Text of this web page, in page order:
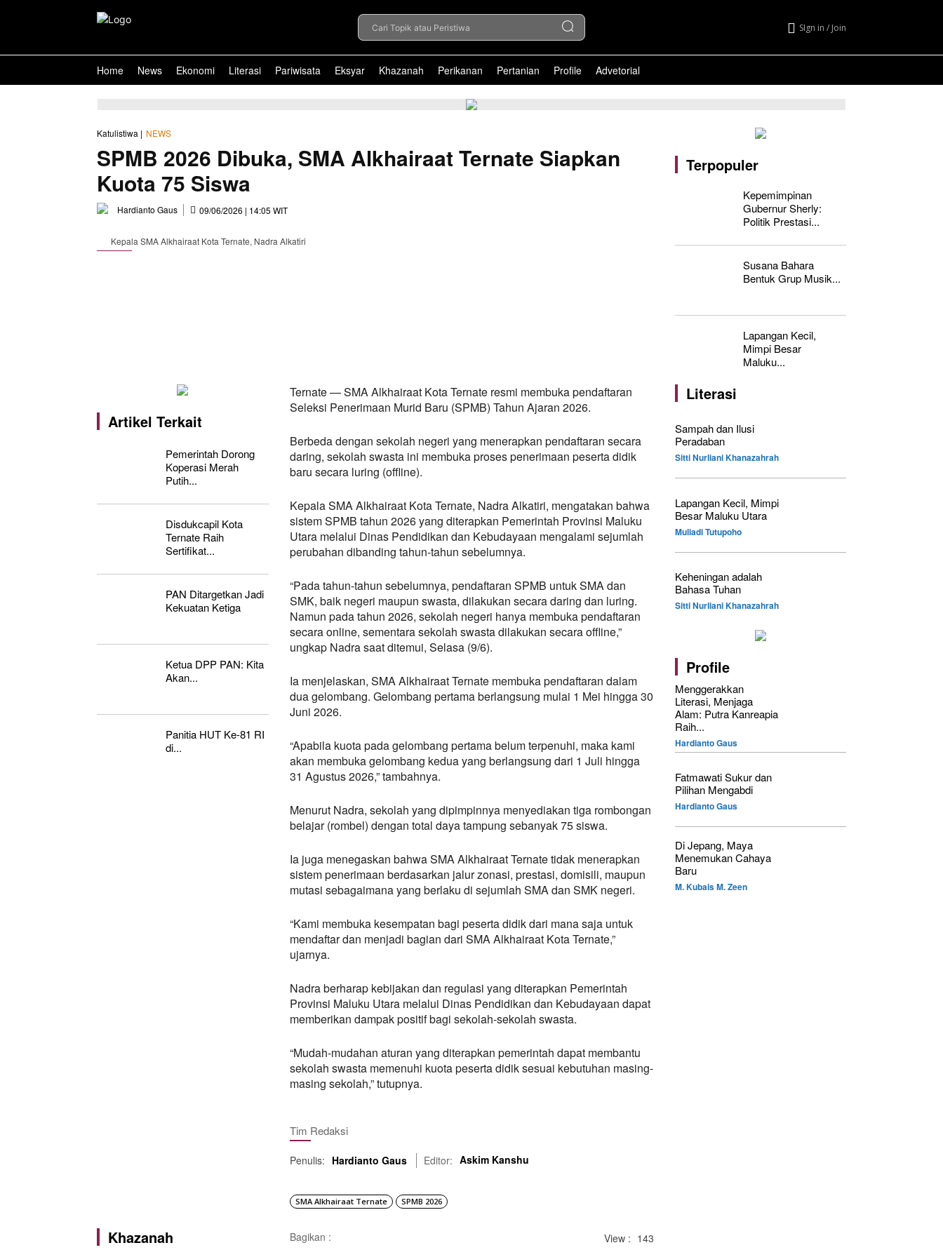
Cari Topik atau Peristiwa SIgn in / Join
Home News Ekonomi Literasi Pariwisata Eksyar Khazanah Perikanan Pertanian Profile Advetorial
Katulistiwa | NEWS
SPMB 2026 Dibuka, SMA Alkhairaat Ternate Siapkan
Kuota 75 Siswa
Hardianto Gaus 09/06/2026 | 14:05 WIT
Kepala SMA Alkhairaat Kota Ternate, Nadra Alkatiri
Terpopuler
Kepemimpinan
Gubernur Sherly:
Politik Prestasi...
Susana Bahara
Bentuk Grup Musik...
Lapangan Kecil,
Mimpi Besar
Maluku...
Artikel Terkait
Pemerintah Dorong
Koperasi Merah
Putih...
Disdukcapil Kota
Ternate Raih
Sertifikat...
PAN Ditargetkan Jadi
Kekuatan Ketiga
Ketua DPP PAN: Kita
Akan...
Panitia HUT Ke-81 RI
di...
Ternate — SMA Alkhairaat Kota Ternate resmi membuka pendaftaran
Seleksi Penerimaan Murid Baru (SPMB) Tahun Ajaran 2026.
Berbeda dengan sekolah negeri yang menerapkan pendaftaran secara
daring, sekolah swasta ini membuka proses penerimaan peserta didik
baru secara luring (offline).
Kepala SMA Alkhairaat Kota Ternate, Nadra Alkatiri, mengatakan bahwa
sistem SPMB tahun 2026 yang diterapkan Pemerintah Provinsi Maluku
Utara melalui Dinas Pendidikan dan Kebudayaan mengalami sejumlah
perubahan dibanding tahun-tahun sebelumnya.
“Pada tahun-tahun sebelumnya, pendaftaran SPMB untuk SMA dan
SMK, baik negeri maupun swasta, dilakukan secara daring dan luring.
Namun pada tahun 2026, sekolah negeri hanya membuka pendaftaran
secara online, sementara sekolah swasta dilakukan secara offline,”
ungkap Nadra saat ditemui, Selasa (9/6).
Ia menjelaskan, SMA Alkhairaat Ternate membuka pendaftaran dalam
dua gelombang. Gelombang pertama berlangsung mulai 1 Mei hingga 30
Juni 2026.
“Apabila kuota pada gelombang pertama belum terpenuhi, maka kami
akan membuka gelombang kedua yang berlangsung dari 1 Juli hingga
31 Agustus 2026,” tambahnya.
Menurut Nadra, sekolah yang dipimpinnya menyediakan tiga rombongan
belajar (rombel) dengan total daya tampung sebanyak 75 siswa.
Ia juga menegaskan bahwa SMA Alkhairaat Ternate tidak menerapkan
sistem penerimaan berdasarkan jalur zonasi, prestasi, domisili, maupun
mutasi sebagaimana yang berlaku di sejumlah SMA dan SMK negeri.
“Kami membuka kesempatan bagi peserta didik dari mana saja untuk
mendaftar dan menjadi bagian dari SMA Alkhairaat Kota Ternate,”
ujarnya.
Nadra berharap kebijakan dan regulasi yang diterapkan Pemerintah
Provinsi Maluku Utara melalui Dinas Pendidikan dan Kebudayaan dapat
memberikan dampak positif bagi sekolah-sekolah swasta.
“Mudah-mudahan aturan yang diterapkan pemerintah dapat membantu
sekolah swasta memenuhi kuota peserta didik sesuai kebutuhan masing-
masing sekolah,” tutupnya.
Tim Redaksi
Penulis: Hardianto Gaus Editor: Askim Kanshu
SMA Alkhairaat Ternate SPMB 2026
Literasi
Sampah dan Ilusi
Peradaban
Sitti Nurliani Khanazahrah
Lapangan Kecil, Mimpi
Besar Maluku Utara
Muliadi Tutupoho
Keheningan adalah
Bahasa Tuhan
Sitti Nurliani Khanazahrah
Profile
Menggerakkan
Literasi, Menjaga
Alam: Putra Kanreapia
Raih...
Hardianto Gaus
Fatmawati Sukur dan
Pilihan Mengabdi
Hardianto Gaus
Di Jepang, Maya
Menemukan Cahaya
Baru
M. Kubais M. Zeen
Khazanah Bagikan : View : 143